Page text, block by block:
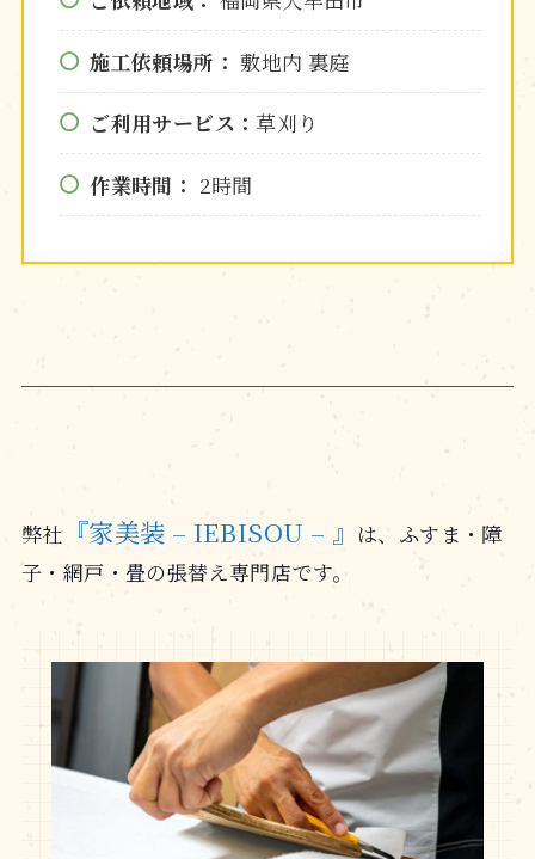
施工依頼場所： 敷地内 裏庭
ご利用サービス： 草刈り
作業時間： 2時間
弊社 『家美装 – IEBISOU – 』 は、ふすま・障
子・網戸・畳の張替え専門店です。